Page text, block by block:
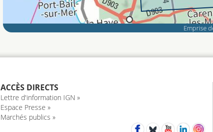
Emprise
ACCÈS DIRECTS
Lettre d'information IGN »
Espace Presse »
Marchés publics »